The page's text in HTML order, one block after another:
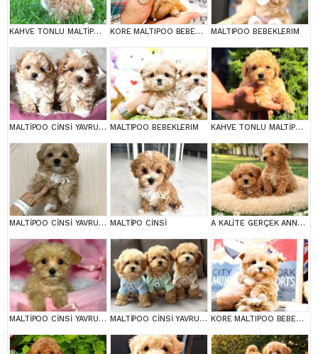
KAHVE TONLU MALTİPOO CİNSİ YAVRULAR KORE MALTIPOO BEBEKLERIM MALTIPOO BEBEKLERIM
MALTİPOO CİNSİ YAVRULAR EV ÜRETİMİ MALTIPOO BEBEKLERIM KAHVE TONLU MALTİPOO CİNSİ YAVRULAR
MALTİPOO CİNSİ YAVRULAR EV ÜRETİMİ MALTİPO CİNSİ A KALİTE GERÇEK ANNE BABA MALTİPOO YAVRULAR
MALTİPOO CİNSİ YAVRULAR EV ÜRETİMİ MALTİPOO CİNSİ YAVRULAR EV ÜRETİMİ KORE MALTIPOO BEBEKLERIM